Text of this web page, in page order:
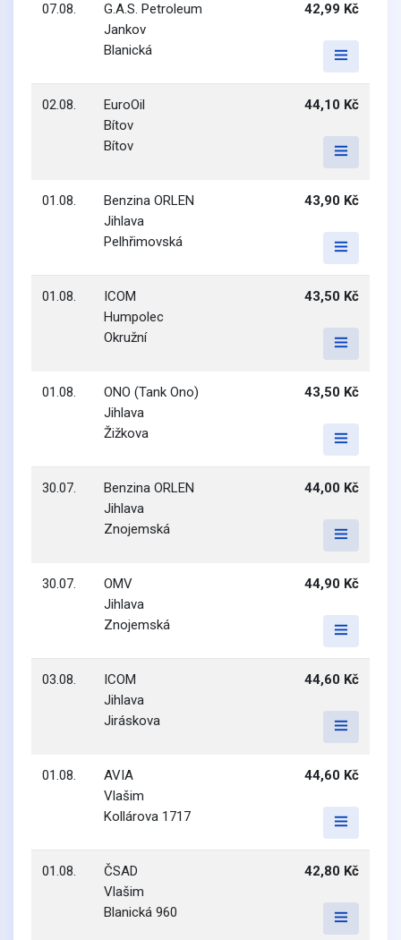
07.08.
G.A.S. Petroleum
Jankov
Blanická
42,99 Kč
02.08.
EuroOil
Bítov
Bítov
44,10 Kč
01.08.
Benzina ORLEN
Jihlava
Pelhřimovská
43,90 Kč
01.08.
ICOM
Humpolec
Okružní
43,50 Kč
01.08.
ONO (Tank Ono)
Jihlava
Žižkova
43,50 Kč
30.07.
Benzina ORLEN
Jihlava
Znojemská
44,00 Kč
30.07.
OMV
Jihlava
Znojemská
44,90 Kč
03.08.
ICOM
Jihlava
Jiráskova
44,60 Kč
01.08.
AVIA
Vlašim
Kollárova 1717
44,60 Kč
01.08.
ČSAD
Vlašim
Blanická 960
42,80 Kč